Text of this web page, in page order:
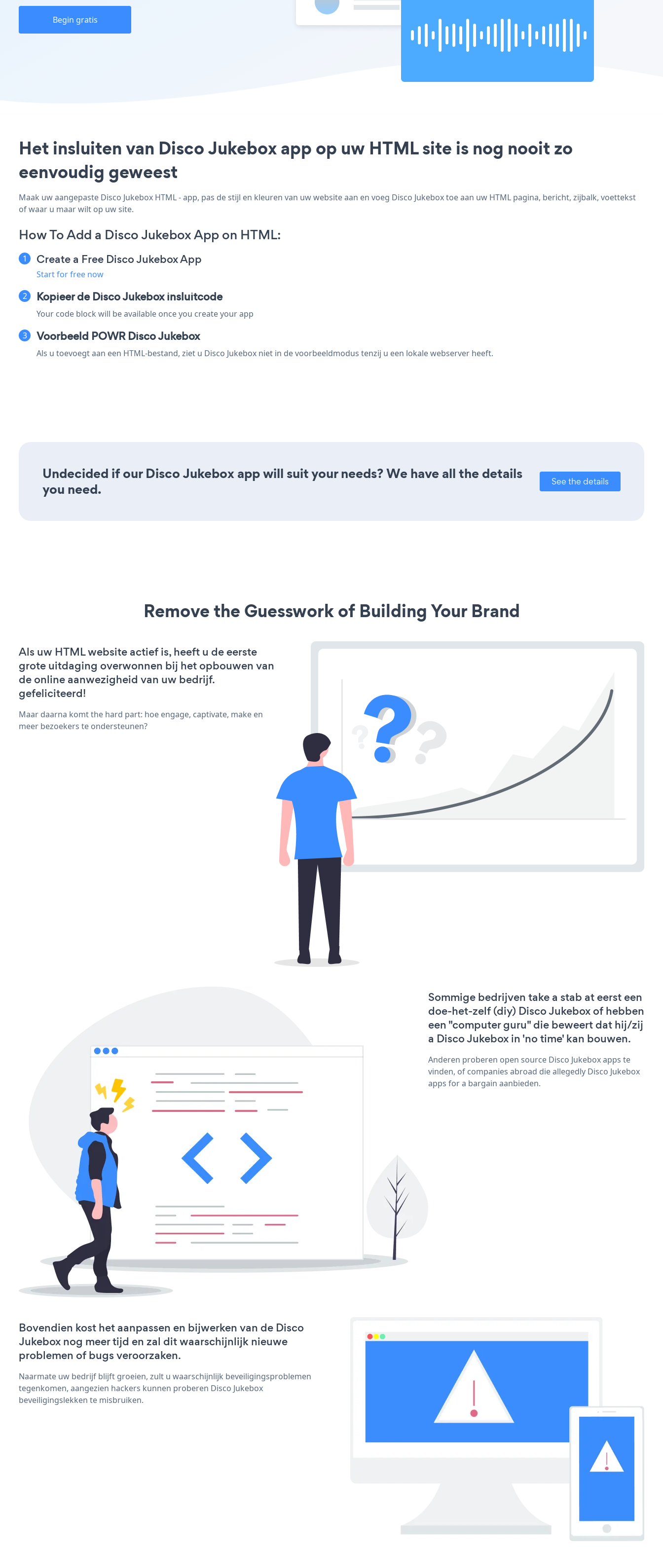
Begin gratis
Het insluiten van Disco Jukebox app op uw HTML site is nog nooit zo
eenvoudig geweest
Maak uw aangepaste Disco Jukebox HTML - app, pas de stijl en kleuren van uw website aan en voeg Disco Jukebox toe aan uw HTML pagina, bericht, zijbalk, voettekst
of waar u maar wilt op uw site.
How To Add a Disco Jukebox App on HTML:
Create a Free Disco Jukebox App
Start for free now
Kopieer de Disco Jukebox insluitcode
Your code block will be available once you create your app
Voorbeeld POWR Disco Jukebox
Als u toevoegt aan een HTML-bestand, ziet u Disco Jukebox niet in de voorbeeldmodus tenzij u een lokale webserver heeft.
Undecided if our Disco Jukebox app will suit your needs? We have all the details
you need.
See the details
Remove the Guesswork of Building Your Brand
Als uw HTML website actief is, heeft u de eerste
grote uitdaging overwonnen bij het opbouwen van
de online aanwezigheid van uw bedrijf.
gefeliciteerd!
Maar daarna komt the hard part: hoe engage, captivate, make en
meer bezoekers te ondersteunen?
Sommige bedrijven take a stab at eerst een
doe-het-zelf (diy) Disco Jukebox of hebben
een "computer guru" die beweert dat hij/zij
a Disco Jukebox in 'no time' kan bouwen.
Anderen proberen open source Disco Jukebox apps te
vinden, of companies abroad die allegedly Disco Jukebox
apps for a bargain aanbieden.
Bovendien kost het aanpassen en bijwerken van de Disco
Jukebox nog meer tijd en zal dit waarschijnlijk nieuwe
problemen of bugs veroorzaken.
Naarmate uw bedrijf blijft groeien, zult u waarschijnlijk beveiligingsproblemen
tegenkomen, aangezien hackers kunnen proberen Disco Jukebox
beveiligingslekken te misbruiken.